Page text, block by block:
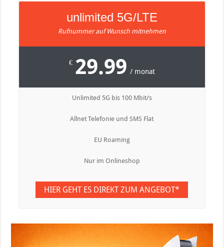
unlimited 5G/LTE
Rufnummer auf Wunsch mitnehmen
€ 29.99 / monat
Unlimited 5G bis 100 Mbit/s
Allnet Telefonie und SMS Flat
EU Roaming
Nur im Onlineshop
HIER GEHT ES DIREKT ZUM ANGEBOT*